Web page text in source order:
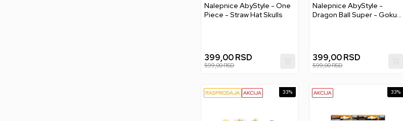
Nalepnice AbyStyle - One
Piece - Straw Hat Skulls
399,00RSD
599,00RSD
Nalepnice AbyStyle -
Dragon Ball Super - Goku
399,00 RSD
599,00RSD
33% 33%